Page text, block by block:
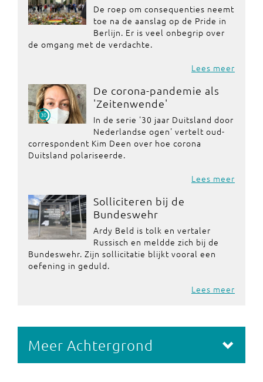
De roep om consequenties neemt
toe na de aanslag op de Pride in
Berlijn. Er is veel onbegrip over
de omgang met de verdachte.
Lees meer
De corona-pandemie als
'Zeitenwende'
In de serie '30 jaar Duitsland door
Nederlandse ogen' vertelt oud-
correspondent Kim Deen over hoe corona
Duitsland polariseerde.
Lees meer
Solliciteren bij de
Bundeswehr
Ardy Beld is tolk en vertaler
Russisch en meldde zich bij de
Bundeswehr. Zijn sollicitatie blijkt vooral een
oefening in geduld.
Lees meer
Meer Achtergrond